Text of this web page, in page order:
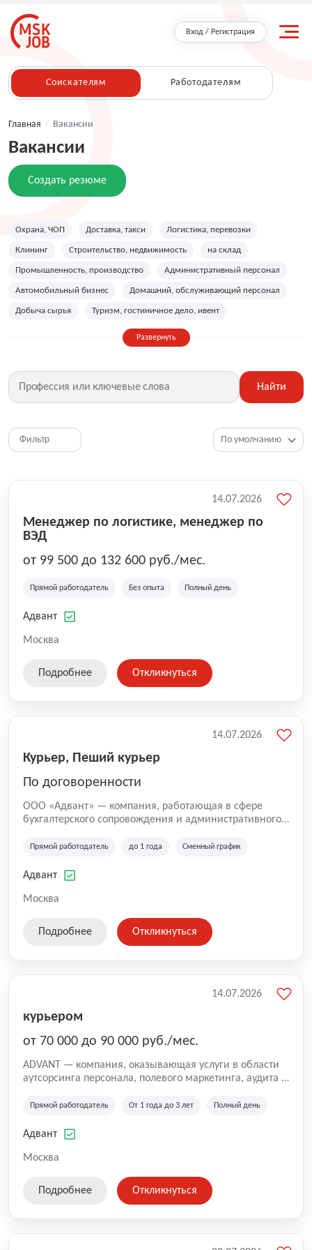
Вход / Регистрация
Соискателям Работодателям
Главная / Вакансии
Вакансии
Создать резюме
Охрана, ЧОП Доставка, такси Логистика, перевозки
Клининг Строительство, недвижимость на склад
Промышленность, производство Административный персонал
Автомобильный бизнес Домашний, обслуживающий персонал
Добыча сырья Туризм, гостиничное дело, ивент
Дизайн, искусство, ивент
Фитнес, красота, спорт Страхование
Медицина, фармацевтика Маркетинг, PR, реклама
HR, управление персоналом
Топ менеджмент, руководители
Развернуть
Найти
Фильтр
Менеджер по логистике, менеджер по
ВЭД
от 99 500 до 132 600 руб./мес.
Прямой работодатель Без опыта Полный день
Адвант
Москва
14.07.2026
Подробнее Откликнуться
Курьер, Пеший курьер
По договоренности
ООО «Адвант» — компания, работающая в сфере
бухгалтерского сопровождения и административного
зарегистрирована в Санкт-Петербурге и
лиц и коммерческих организаций.
Прямой работодатель до 1 года Сменный график
Адвант
Москва
14.07.2026
Подробнее Откликнуться
курьером
от 70 000 до 90 000 руб./мес.
ADVANT — компания, оказывающая услуги в области
аутсорсинга персонала, полевого маркетинга, аудита и
региональных клиентов. Мы работаем на рынке с
Казахстана и Беларуси, сотрудничая с компаниями из
Прямой работодатель От 1 года до 3 лет Полный день
Адвант
Москва
14.07.2026
Подробнее Откликнуться